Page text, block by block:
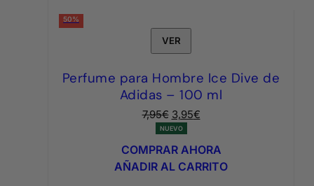
50%
VER
Perfume para Hombre Ice Dive de
Adidas – 100 ml
7,95€ El
precio
original
era:
3,95€El
actual
es:
NUEVO
COMPRAR AHORA
AÑADIR AL CARRITO